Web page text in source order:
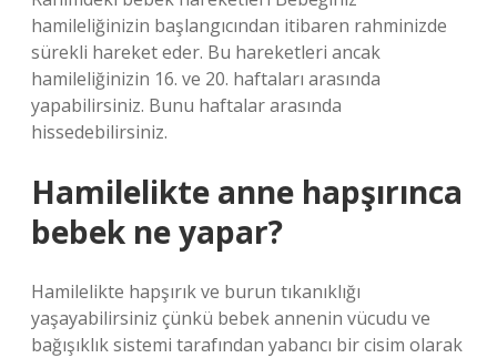
hamileliğinizin başlangıcından itibaren rahminizde
sürekli hareket eder. Bu hareketleri ancak
hamileliğinizin 16. ve 20. haftaları arasında
yapabilirsiniz. Bunu haftalar arasında
hissedebilirsiniz.
Hamilelikte anne hapşırınca
bebek ne yapar?
Hamilelikte hapşırık ve burun tıkanıklığı
yaşayabilirsiniz çünkü bebek annenin vücudu ve
bağışıklık sistemi tarafından yabancı bir cisim olarak